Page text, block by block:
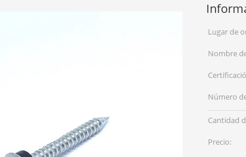
Lugar de
Nombre
Número
Cantidad
Precio: